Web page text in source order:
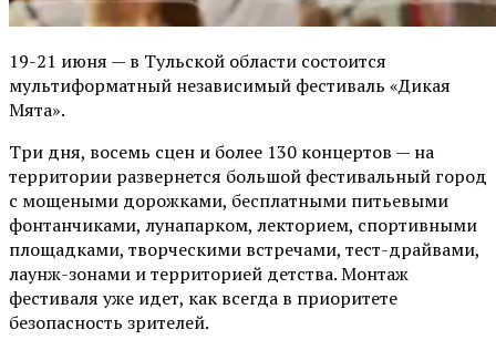
19-21 июня — в Тульской области состоится
мультиформатный независимый фестиваль «Дикая
Мята».
Три дня, восемь сцен и более 130 концертов — на
территории развернется большой фестивальный город
с мощеными дорожками, бесплатными питьевыми
фонтанчиками, лунапарком, лекторием, спортивными
площадками, творческими встречами, тест-драйвами,
лаунж-зонами и территорией детства. Монтаж
фестиваля уже идет, как всегда в приоритете
безопасность зрителей.